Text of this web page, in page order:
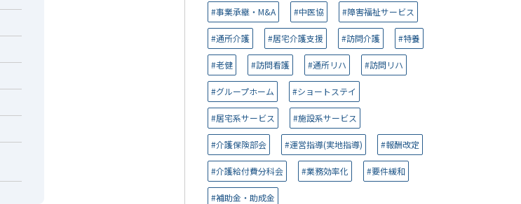
#事業承継・M&A #中医協 #障害福祉サービス
#通所介護 #居宅介護支援 #訪問介護 #特養
#老健 #訪問看護 #通所リハ #訪問リハ
#グループホーム #ショートステイ
#居宅系サービス #施設系サービス
#介護保険部会 #運営指導(実地指導) #報酬改定
#介護給付費分科会 #業務効率化 #要件緩和
#補助金・助成金